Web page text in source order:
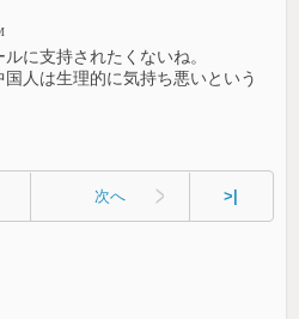
に支持されたくないね。
人は生理的に気持ち悪いという
次へ >|